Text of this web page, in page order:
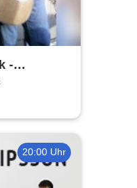
-
|
werk3!
20:00 Uhr